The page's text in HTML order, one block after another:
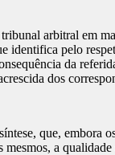
arbitral em
pelo
da
dos
que, embora
a